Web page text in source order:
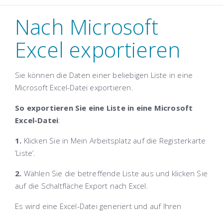
Nach Microsoft
Excel exportieren
Sie können die Daten einer beliebigen Liste in eine
Microsoft Excel-Datei exportieren.
So exportieren Sie eine Liste in eine Microsoft
Excel-Datei:
1. Klicken Sie in Mein Arbeitsplatz auf die Registerkarte
’Liste’.
2. Wählen Sie die betreffende Liste aus und klicken Sie
auf die Schaltfläche Export nach Excel.
Es wird eine Excel-Datei generiert und auf Ihren